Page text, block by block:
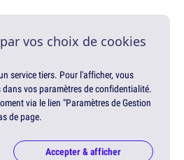
vos choix de cookies
service tiers. Pour l'afficher, vous
dans vos paramètres de confidentialité.
via le lien "Paramètres de Gestion
de page.
Accepter & afficher